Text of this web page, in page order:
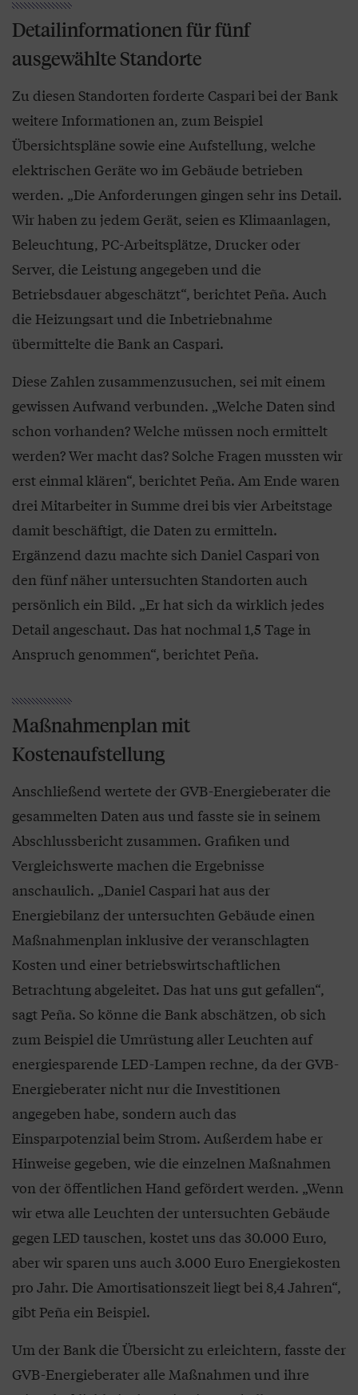
Detailinformationen für fünf
ausgewählte Standorte
Zu diesen Standorten forderte Caspari bei der Bank
weitere Informationen an, zum Beispiel
Übersichtspläne sowie eine Aufstellung, welche
elektrischen Geräte wo im Gebäude betrieben
werden. „Die Anforderungen gingen sehr ins Detail.
Wir haben zu jedem Gerät, seien es Klimaanlagen,
Beleuchtung, PC-Arbeitsplätze, Drucker oder
Server, die Leistung angegeben und die
Betriebsdauer abgeschätzt“, berichtet Peña. Auch
die Heizungsart und die Inbetriebnahme
übermittelte die Bank an Caspari.
Diese Zahlen zusammenzusuchen, sei mit einem
gewissen Aufwand verbunden. „Welche Daten sind
schon vorhanden? Welche müssen noch ermittelt
werden? Wer macht das? Solche Fragen mussten wir
erst einmal klären“, berichtet Peña. Am Ende waren
drei Mitarbeiter in Summe drei bis vier Arbeitstage
damit beschäftigt, die Daten zu ermitteln.
Ergänzend dazu machte sich Daniel Caspari von
den fünf näher untersuchten Standorten auch
persönlich ein Bild. „Er hat sich da wirklich jedes
Detail angeschaut. Das hat nochmal 1,5 Tage in
Anspruch genommen“, berichtet Peña.
Maßnahmenplan mit
Kostenaufstellung
Anschließend wertete der GVB-Energieberater die
gesammelten Daten aus und fasste sie in seinem
Abschlussbericht zusammen. Grafiken und
Vergleichswerte machen die Ergebnisse
anschaulich. „Daniel Caspari hat aus der
Energiebilanz der untersuchten Gebäude einen
Maßnahmenplan inklusive der veranschlagten
Kosten und einer betriebswirtschaftlichen
Betrachtung abgeleitet. Das hat uns gut gefallen“,
sagt Peña. So könne die Bank abschätzen, ob sich
zum Beispiel die Umrüstung aller Leuchten auf
energiesparende LED-Lampen rechne, da der GVB-
Energieberater nicht nur die Investitionen
angegeben habe, sondern auch das
Einsparpotenzial beim Strom. Außerdem habe er
Hinweise gegeben, wie die einzelnen Maßnahmen
von der öffentlichen Hand gefördert werden. „Wenn
wir etwa alle Leuchten der untersuchten Gebäude
gegen LED tauschen, kostet uns das 30.000 Euro,
aber wir sparen uns auch 3.000 Euro Energiekosten
pro Jahr. Die Amortisationszeit liegt bei 8,4 Jahren“,
gibt Peña ein Beispiel.
Um der Bank die Übersicht zu erleichtern, fasste der
GVB-Energieberater alle Maßnahmen und ihre